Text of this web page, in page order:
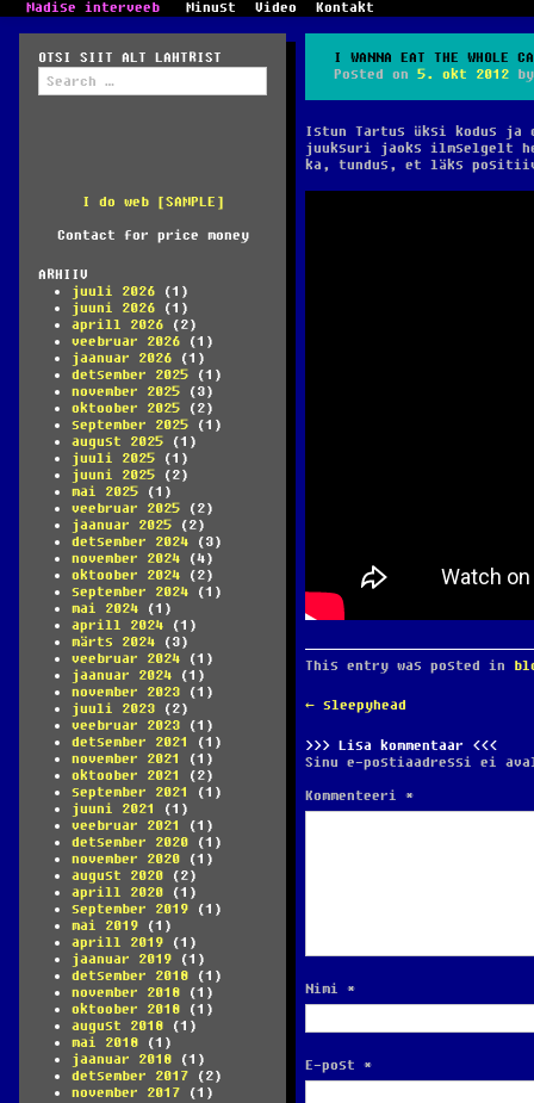
Madise interveeb Minust Video Kontakt
OTSI SIIT ALT LAHTRIST
Search
for:
I do web [SAMPLE]
Contact for price money
ARHIIV
juuli 2026 (1)
juuni 2026 (1)
aprill 2026 (2)
veebruar 2026 (1)
jaanuar 2026 (1)
detsember 2025 (1)
november 2025 (3)
oktoober 2025 (2)
september 2025 (1)
august 2025 (1)
juuli 2025 (1)
juuni 2025 (2)
mai 2025 (1)
veebruar 2025 (2)
jaanuar 2025 (2)
detsember 2024 (3)
november 2024 (4)
oktoober 2024 (2)
september 2024 (1)
mai 2024 (1)
aprill 2024 (1)
märts 2024 (3)
veebruar 2024 (1)
jaanuar 2024 (1)
november 2023 (1)
juuli 2023 (2)
veebruar 2023 (1)
detsember 2021
(1)
november 2021
(1)
oktoober 2021
(2)
september 2021
(1)
juuni 2021
(1)
veebruar 2021
(1)
detsember 2020 (1)
november 2020 (1)
august 2020 (2)
aprill 2020 (1)
september 2019 (1)
mai 2019 (1)
aprill 2019 (1)
jaanuar 2019 (1)
detsember 2018 (1)
november 2018 (1)
oktoober 2018 (1)
august 2018 (1)
mai 2018 (1)
jaanuar 2018 (1)
detsember 2017 (2)
november 2017 (1)
I WANNA EAT THE WHOLE
Posted on 5. okt 2012
Istun Tartus üksi kodus ja
juuksuri jaoks ilmselgelt
ka, tundus, et läks
This entry was posted in
POST
← sleepyhead
Lisa kommentaar
Sinu e-postiaadressi ei
Kommenteeri *
Nimi *
E-post *